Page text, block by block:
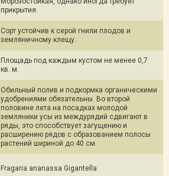
прикрытия.
Сорт устойчив к серой гнили плодов и
земляничному клещу.
Площадь под каждым кустом не менее 0,7
кв. м.
Обильный полив и подкормка органическими
удобрениями обязательны. Во второй
половине лета на посадках молодой
земляники усы из междурядий сдвигают в
ряды, это способствует загущению и
расширению рядов с образованием полосы
растений шириной до 40 см.
Fragaria ananassa Gigantella